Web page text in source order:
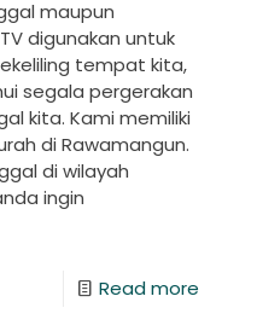
maupun
digunakan untuk
tempat kita,
segala pergerakan
kita. Kami memiliki
di Rawamangun.
di wilayah
ingin
Read more